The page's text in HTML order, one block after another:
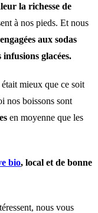
la richesse de
à nos pieds. Et nous
aux sodas
infusions glacées.
était mieux que ce soit
nos boissons sont
en moyenne que les
bio, local et de bonne
nous vous